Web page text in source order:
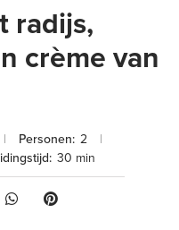
radijs,
crème van
| Personen: 2
|
30 min